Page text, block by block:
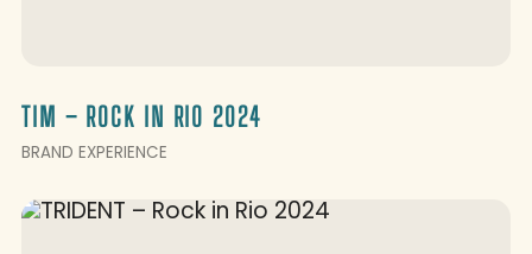
TIM – ROCK IN RIO 2024
BRAND EXPERIENCE